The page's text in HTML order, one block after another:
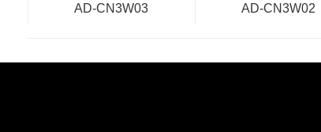
AD-CN3W03 AD-CN3W02